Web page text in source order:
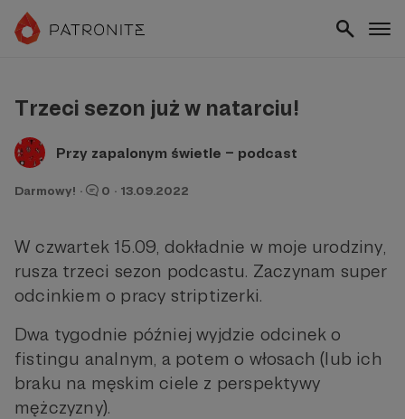
Trzeci sezon już w natarciu!
Przy zapalonym świetle – podcast
Darmowy! · 0 · 13.09.2022
W czwartek 15.09, dokładnie w moje urodziny,
rusza trzeci sezon podcastu. Zaczynam super
odcinkiem o pracy striptizerki.
Dwa tygodnie później wyjdzie odcinek o
fistingu analnym, a potem o włosach (lub ich
braku na męskim ciele z perspektywy
mężczyzny).